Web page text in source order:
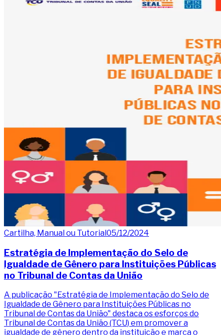
Cartilha, Manual ou Tutorial05/12/2024
Estratégia de Implementação do Selo de
Igualdade de Gênero para Instituições Públicas
no Tribunal de Contas da União
A publicação "Estratégia de Implementação do Selo de
Igualdade de Gênero para Instituições Públicas no
Tribunal de Contas da União" destaca os esforços do
Tribunal de Contas da União (TCU) em promover a
igualdade de gênero dentro da instituição e marca o